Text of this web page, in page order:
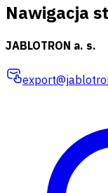
Nawigacja
JABLOTRON a. s.